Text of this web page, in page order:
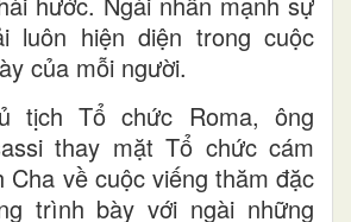
luôn hiện diện trong cuộc
của mỗi người.
tịch Tổ chức Roma, ông
thay mặt Tổ chức cám
về cuộc viếng thăm đặc
trình bày với ngài những